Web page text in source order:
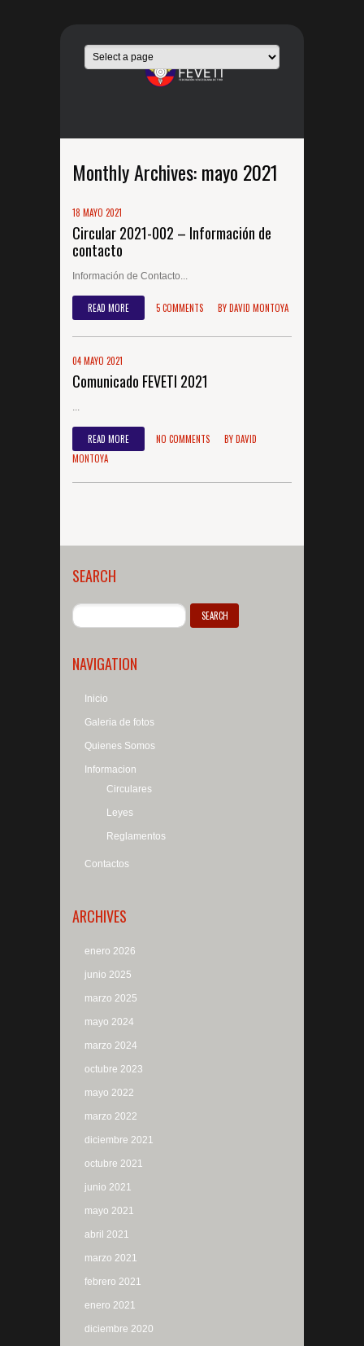
Monthly Archives:mayo 2021
18 MAYO 2021
Circular 2021-002 – Información de
contacto
Información de Contacto...
READ MORE 5 COMMENTS BYDAVID MONTOYA
04 MAYO 2021
Comunicado FEVETI 2021
...
READ MORE NO COMMENTS BYDAVID
MONTOYA
SEARCH
NAVIGATION
Inicio
Galeria de fotos
Quienes Somos
Informacion
Circulares
Leyes
Reglamentos
Contactos
ARCHIVES
enero 2026
junio 2025
marzo 2025
mayo 2024
marzo 2024
octubre 2023
mayo 2022
marzo 2022
diciembre 2021
octubre 2021
junio 2021
mayo 2021
abril 2021
marzo 2021
febrero 2021
enero 2021
diciembre 2020